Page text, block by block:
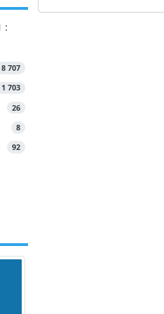
:
8 707
1 703
26
8
92